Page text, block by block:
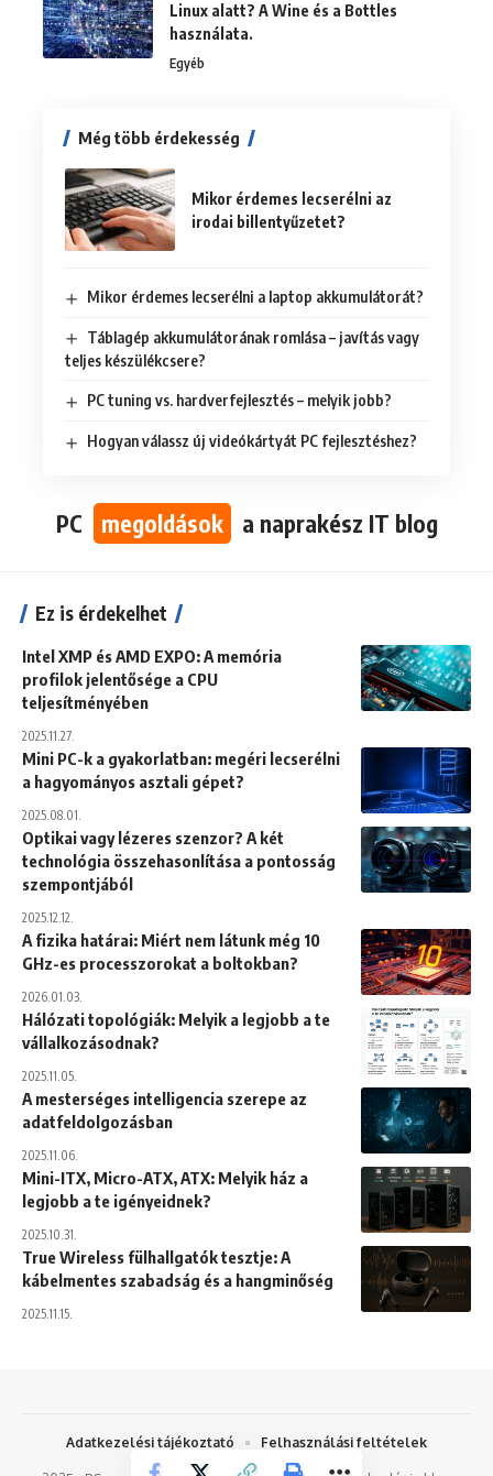
Linux alatt? A Wine és a Bottles
használata.
Egyéb
Még több érdekesség
Mikor érdemes lecserélni az
irodai billentyűzetet?
Mikor érdemes lecserélni a laptop akkumulátorát?
Táblagép akkumulátorának romlása – javítás vagy
teljes készülékcsere?
PC tuning vs. hardverfejlesztés – melyik jobb?
Hogyan válassz új videókártyát PC fejlesztéshez?
PC megoldások a naprakész IT blog
Ez is érdekelhet
Intel XMP és AMD EXPO: A memória
profilok jelentősége a CPU
teljesítményében
2025.11.27.
Mini PC-k a gyakorlatban: megéri lecserélni
a hagyományos asztali gépet?
2025.08.01.
Optikai vagy lézeres szenzor? A két
technológia összehasonlítása a pontosság
szempontjából
2025.12.12.
A fizika határai: Miért nem látunk még 10
GHz-es processzorokat a boltokban?
2026.01.03.
Hálózati topológiák: Melyik a legjobb a te
vállalkozásodnak?
2025.11.05.
A mesterséges intelligencia szerepe az
adatfeldolgozásban
2025.11.06.
Mini-ITX, Micro-ATX, ATX: Melyik ház a
legjobb a te igényeidnek?
2025.10.31.
True Wireless fülhallgatók tesztje: A
kábelmentes szabadság és a hangminőség
2025.11.15.
Adatkezelési tájékoztató Felhasználási feltételek